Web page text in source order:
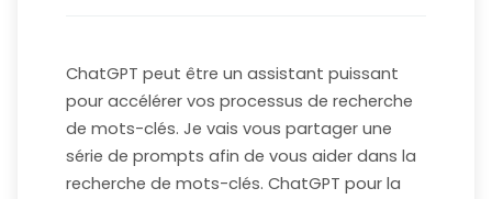
ChatGPT peut être un assistant puissant
pour accélérer vos processus de recherche
de mots-clés. Je vais vous partager une
série de prompts afin de vous aider dans la
recherche de mots-clés. ChatGPT pour la